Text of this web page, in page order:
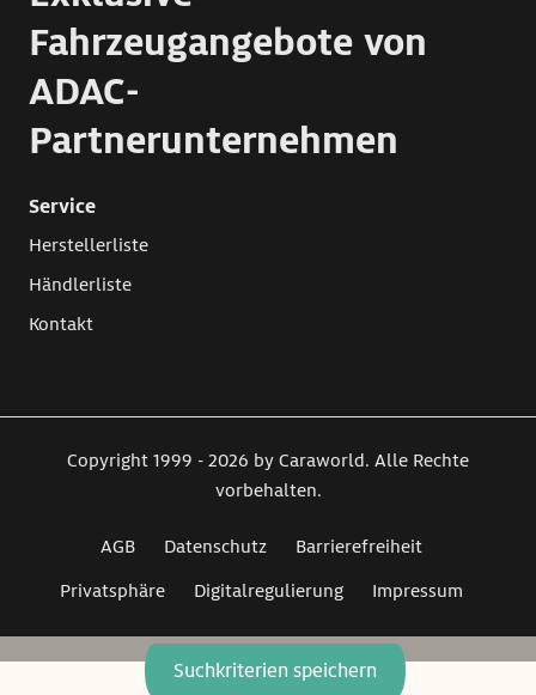
Suchkriterien speichern
Fahrzeugangebote von
ADAC-
Partnerunternehmen
Service
Herstellerliste
Händlerliste
Kontakt
Copyright 1999 - 2026 by Caraworld. Alle Rechte
vorbehalten.
AGB Datenschutz
Barrierefreiheit
Privatsphäre
Digitalregulierung Impressum